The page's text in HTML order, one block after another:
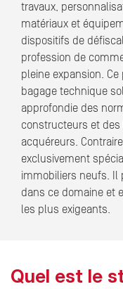
travaux,
matériaux et
dispositifs de
profession de
pleine expansion.
bagage technique
approfondie des
constructeurs et
acquéreurs.
exclusivement
immobiliers neufs. Il
dans ce domaine et
les plus exigeants.
Quel est le